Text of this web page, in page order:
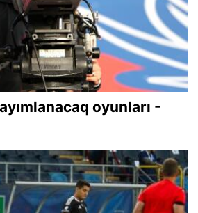
oyunları -